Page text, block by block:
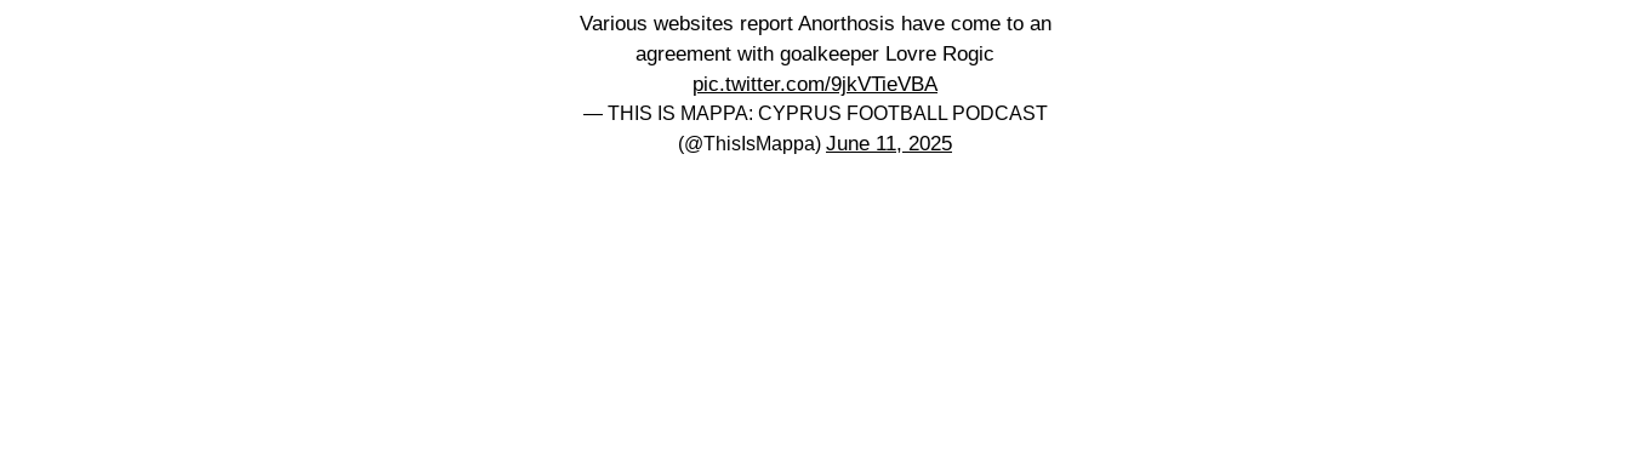
Various websites report Anorthosis have come to an
agreement with goalkeeper Lovre Rogic
pic.twitter.com/9jkVTieVBA
— THIS IS MAPPA: CYPRUS FOOTBALL PODCAST
(@ThisIsMappa) June 11, 2025